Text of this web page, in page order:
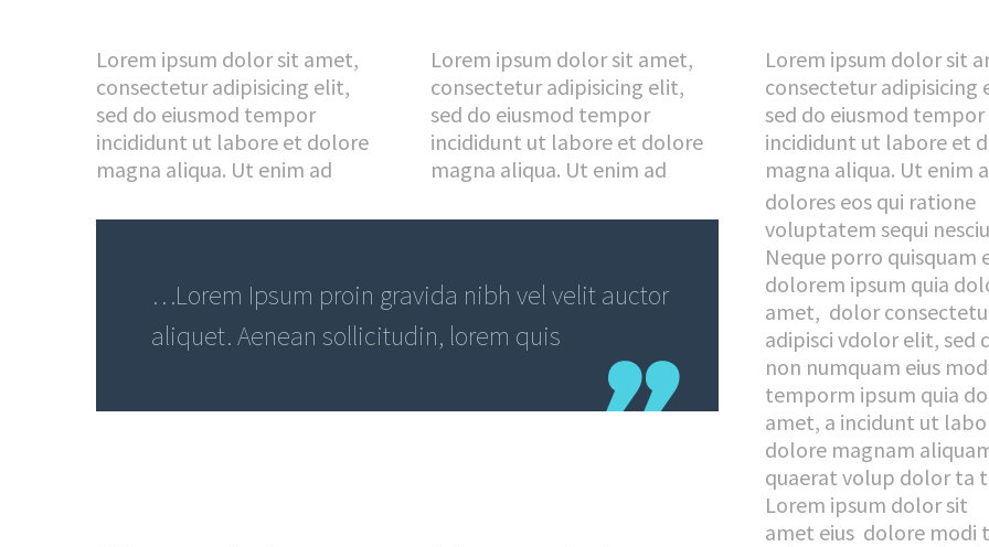
Lorem ipsum dolor sit amet,
consectetur adipisicing elit,
sed do eiusmod tempor
incididunt ut labore et dolore
magna aliqua. Ut enim ad
Lorem ipsum dolor sit amet,
consectetur adipisicing elit,
sed do eiusmod tempor
incididunt ut labore et dolore
magna aliqua. Ut enim ad
Lorem ipsum dolor sit
consectetur adipisicing
sed do eiusmod tempor
incididunt ut labore et
magna aliqua. Ut enim
…Lorem Ipsum proin gravida nibh vel velit auctor
aliquet. Aenean sollicitudin, lorem quis
dolores eos qui ratione
voluptatem sequi
Neque porro quisquam
dolorem ipsum quia
amet, dolor
adipisci vdolor elit, sed
non numquam eius
temporm ipsum quia
amet, a incidunt ut
dolore magnam
quaerat volup dolor ta
Lorem ipsum dolor sit
amet eius dolore modi